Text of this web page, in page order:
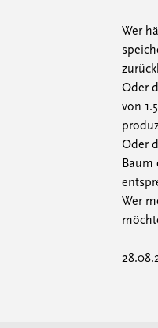
Wer
Oder
von
Oder
Baum
Wer